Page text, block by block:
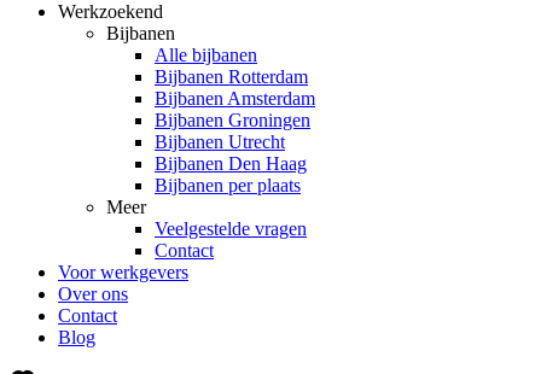
Werkzoekend
Bijbanen
Alle bijbanen
Bijbanen Rotterdam
Bijbanen Amsterdam
Bijbanen Groningen
Bijbanen Utrecht
Bijbanen Den Haag
Bijbanen per plaats
Meer
Veelgestelde vragen
Contact
Voor werkgevers
Over ons
Contact
Blog